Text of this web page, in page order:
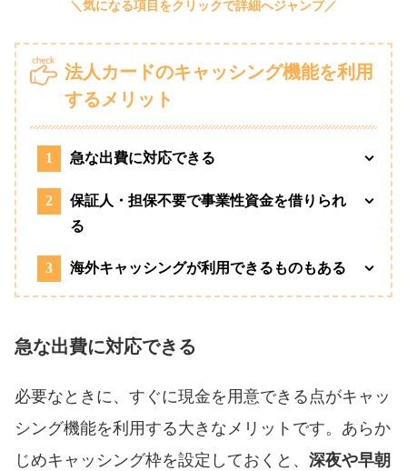
法人カードのキャッシング機能を利用
するメリット
1 急な出費に対応できる
2
保証人・担保不要で事業性資金を借りられ
る
3 海外キャッシングが利用できるものもある
急な出費に対応できる
必要なときに、すぐに現金を用意できる点がキャッ
シング機能を利用する大きなメリットです。あらか
じめキャッシング枠を設定しておくと、 深夜や早朝